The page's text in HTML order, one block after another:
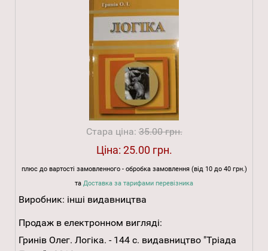
Стара ціна:35.00 грн.
Ціна: 25.00 грн.
плюс до вартості замовленного - обробка замовлення (від 10 до 40 грн.)
та Доставка за тарифами перевізника
Виробник: інші видавництва
Продаж в електронном вигляді:
Гринів Олег. Логіка. - 144 с. видавництво "Тріада